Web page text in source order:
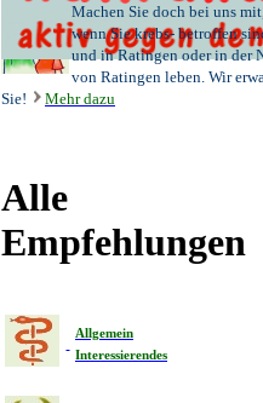
Machen Sie doch bei uns
wenn Sie krebs- betroffen
und in Ratingen oder in der
von Ratingen leben. Wir
Sie!
Mehr dazu
Alle
Empfehlungen
Allgemein
Interessierendes